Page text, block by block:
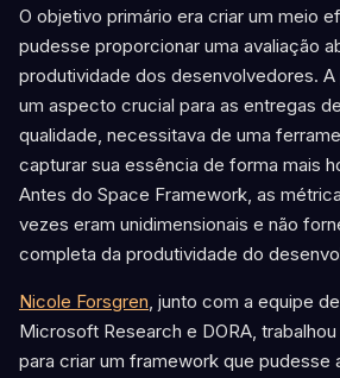
O objetivo primário era criar um meio
pudesse proporcionar uma avaliação
produtividade dos desenvolvedores.
um aspecto crucial para as entregas
qualidade, necessitava de uma
capturar sua essência de forma mais
Antes do Space Framework, as
vezes eram unidimensionais e não
completa da produtividade do
Nicole Forsgren, junto com a equipe
Microsoft Research e DORA,
para criar um framework que pudesse